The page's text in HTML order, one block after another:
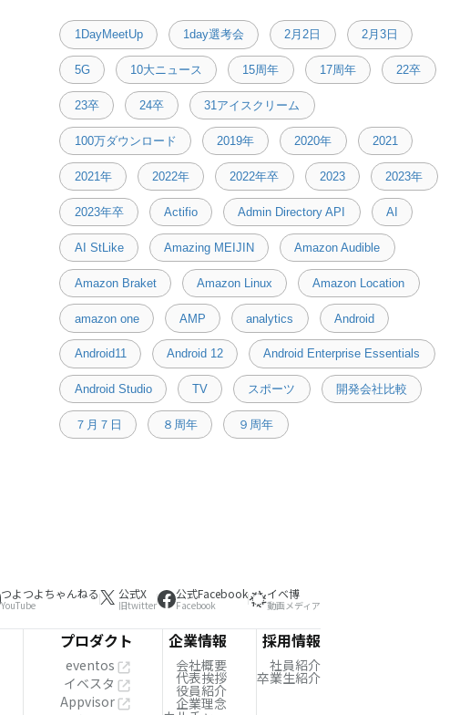
1DayMeetUp 1day選考会 2月2日 2月3日
5G 10大ニュース 15周年 17周年 22卒
23卒 24卒 31アイスクリーム
100万ダウンロード 2019年 2020年 2021
2021年 2022年 2022年卒 2023 2023年
2023年卒 Actifio Admin Directory API AI
AI StLike Amazing MEIJIN Amazon Audible
Amazon Braket Amazon Linux Amazon Location
amazon one AMP analytics Android
Android11 Android 12 Android Enterprise Essentials
Android Studio TV スポーツ 開発会社比較
７月７日 ８周年 ９周年
つよつよちゃんねる
YouTube
公式X
旧twitter
公式Facebook
Facebook
イベ博
動画メディア
プロダクト
eventos
イベスタ
Appvisor
企業情報
会社概要
代表挨拶
役員紹介
企業理念
採用情報
社員紹介
卒業生紹介